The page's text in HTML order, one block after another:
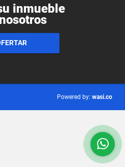
inmueble
Powered by: wasi.co